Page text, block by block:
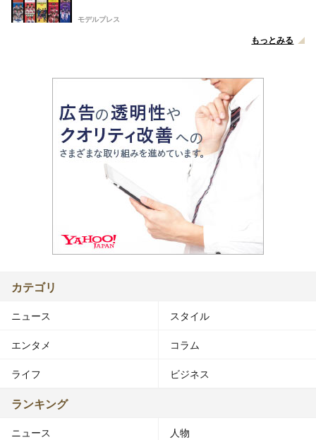
モデルプレス
もっとみる
カテゴリ
ニュース スタイル
エンタメ コラム
ライフ ビジネス
ランキング
ニュース 人物